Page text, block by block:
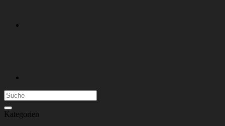
Suchen
nach:
Kategorien